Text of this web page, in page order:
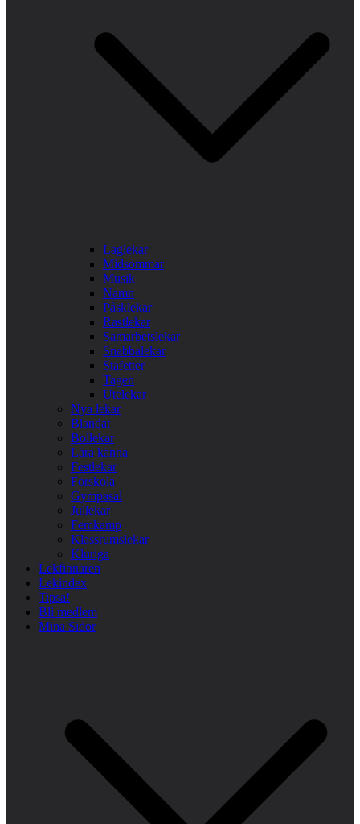
Laglekar
Midsommar
Musik
Namn
Påsklekar
Rastlekar
Samarbetslekar
Snabbalekar
Stafetter
Tagen
Utelekar
Nya lekar
Blandat
Bollekar
Lära känna
Festlekar
Förskola
Gympasal
Jullekar
Femkamp
Klassrumslekar
Kluriga
Lekfinnaren
Lekindex
Tipsa!
Bli medlem
Mina Sidor